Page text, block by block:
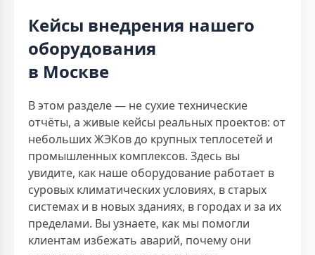
Кейсы внедрения нашего
оборудования
в Москве
В этом разделе — не сухие технические
отчёты, а живые кейсы реальных проектов: от
небольших ЖЭКов до крупных теплосетей и
промышленных комплексов. Здесь вы
увидите, как наше оборудование работает в
суровых климатических условиях, в старых
системах и в новых зданиях, в городах и за их
пределами. Вы узнаете, как мы помогли
клиентам избежать аварий, почему они